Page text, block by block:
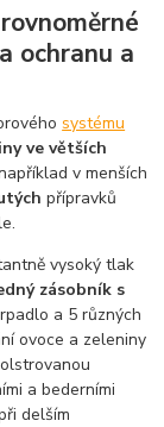
ochranu a
systému
ve větších
v menších
přípravků
vysoký tlak
zásobník s
a 5 různých
ovoce a zeleniny
a bederními
delším